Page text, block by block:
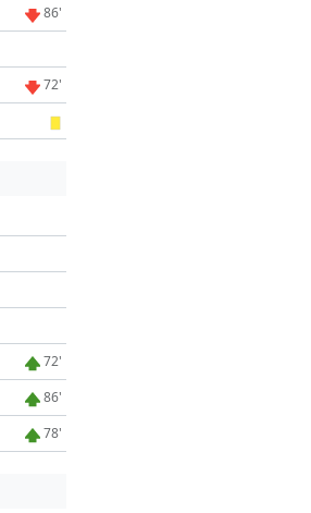
86'
72'
72'
86'
78'